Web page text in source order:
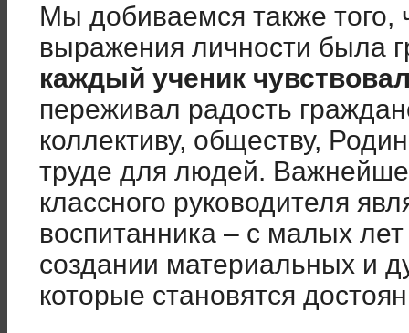
Мы добиваемся также
выражения личности была
каждый ученик
переживал радость
коллективу, обществу,
труде для людей.
классного руководителя
воспитанника – с малых
создании материальных и
которые становятся